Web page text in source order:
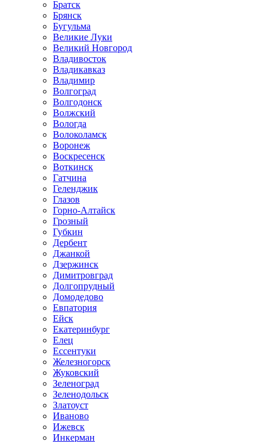
Братск
Брянск
Бугульма
Великие Луки
Великий Новгород
Владивосток
Владикавказ
Владимир
Волгоград
Волгодонск
Волжский
Вологда
Волоколамск
Воронеж
Воскресенск
Воткинск
Гатчина
Геленджик
Глазов
Горно-Алтайск
Грозный
Губкин
Дербент
Джанкой
Дзержинск
Димитровград
Долгопрудный
Домодедово
Евпатория
Ейск
Екатеринбург
Елец
Ессентуки
Железногорск
Жуковский
Зеленоград
Зеленодольск
Златоуст
Иваново
Ижевск
Инкерман